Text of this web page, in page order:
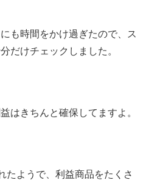
も時間をかけ過ぎたので、ス
だけチェックしました。
はきちんと確保してますよ。
たようで、利益商品をたくさ